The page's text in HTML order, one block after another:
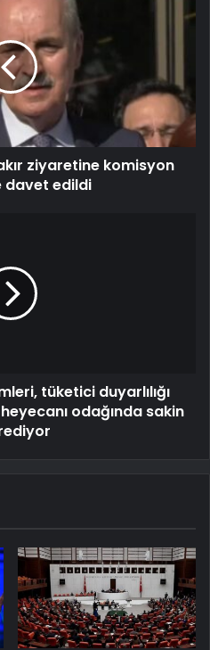
ziyaretine komisyon
davet edildi
tüketici duyarlılığı
odağında sakin